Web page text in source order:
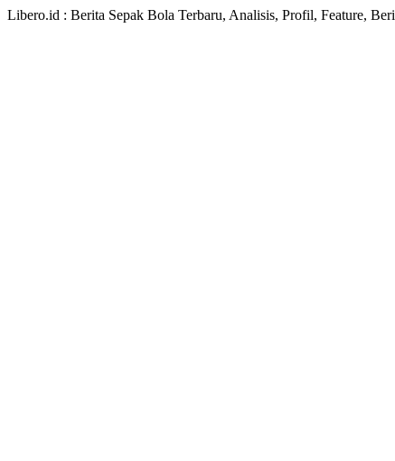
Libero.id : Berita Sepak Bola Terbaru, Analisis, Profil, Feature,